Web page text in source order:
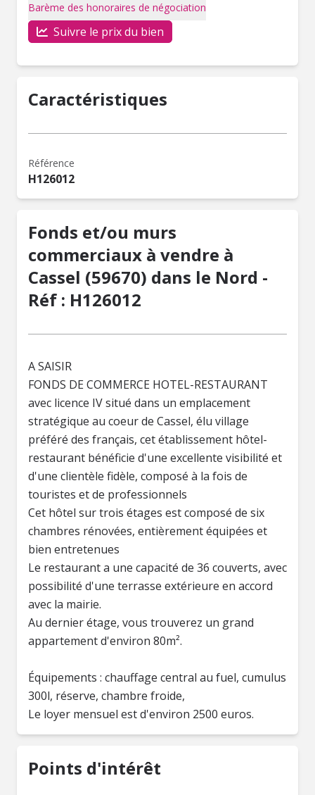
Barème des honoraires de négociation
Suivre le prix du bien
Caractéristiques
Référence
H126012
Fonds et/ou murs
commerciaux à vendre à
Cassel (59670) dans le Nord -
Réf : H126012
A SAISIR
FONDS DE COMMERCE HOTEL-RESTAURANT
avec licence IV situé dans un emplacement
stratégique au coeur de Cassel, élu village
préféré des français, cet établissement hôtel-
restaurant bénéficie d'une excellente visibilité et
d'une clientèle fidèle, composé à la fois de
touristes et de professionnels
Cet hôtel sur trois étages est composé de six
chambres rénovées, entièrement équipées et
bien entretenues
Le restaurant a une capacité de 36 couverts, avec
possibilité d'une terrasse extérieure en accord
avec la mairie.
Au dernier étage, vous trouverez un grand
appartement d'environ 80m².
Équipements : chauffage central au fuel, cumulus
300l, réserve, chambre froide,
Le loyer mensuel est d'environ 2500 euros.
Points d'intérêt